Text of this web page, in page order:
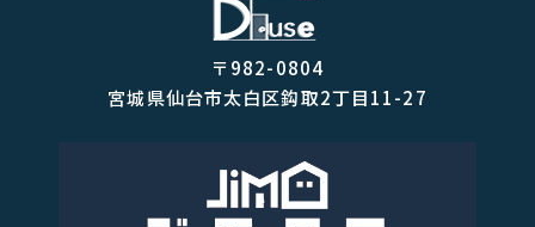
〒982-0804
宮城県仙台市太白区鈎取2丁目11-27